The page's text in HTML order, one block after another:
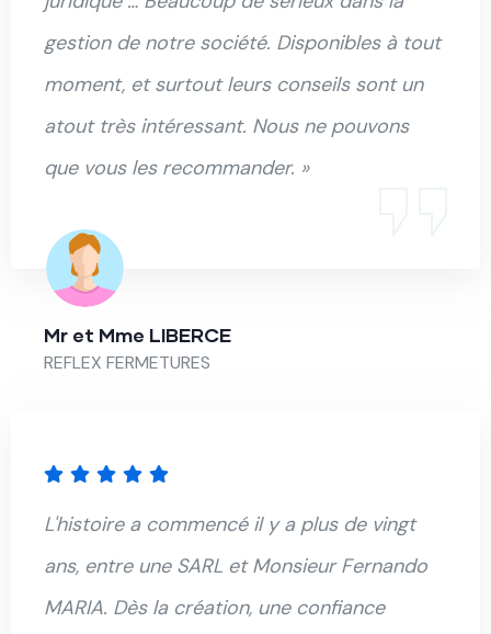
gestion de notre société. Disponibles à tout
moment, et surtout leurs conseils sont un
atout très intéressant. Nous ne pouvons
que vous les recommander. »
Mr et Mme LIBERCE
REFLEX FERMETURES
L'histoire a commencé il y a plus de vingt
ans, entre une SARL et Monsieur Fernando
MARIA. Dès la création, une confiance